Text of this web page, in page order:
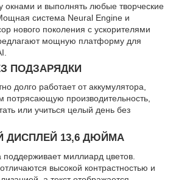
окнами и выполнять любые творческие
система Neural Engine и
нового поколения с ускорителями
мощную платформу для
ПОДЗАРЯДКИ
долго работает от аккумулятора,
потрясающую производительность,
или учиться целый день без
ДИСПЛЕЙ 13,6 ДЮЙМА
миллиард цветов.
высокой контрастностью и